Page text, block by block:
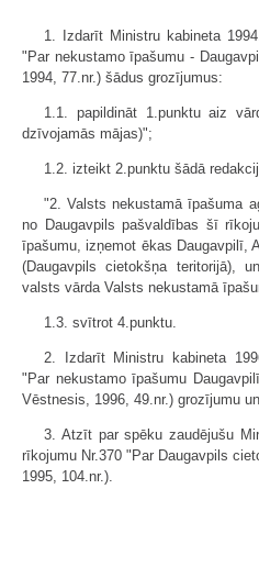
1. Izdarīt Ministru kabineta
"Par nekustamo īpašumu -
1994, 77.nr.) šādus grozījumus:
1.1. papildināt 1.punktu aiz
dzīvojamās mājas)";
1.2. izteikt 2.punktu šādā
"2. Valsts nekustamā īpašuma
no Daugavpils pašvaldības šī
īpašumu, izņemot ēkas Daugavpilī,
(Daugavpils cietokšņa teritorijā),
valsts vārda Valsts nekustamā
1.3. svītrot 4.punktu.
2. Izdarīt Ministru kabineta
"Par nekustamo īpašumu
Vēstnesis, 1996, 49.nr.) grozījumu
3. Atzīt par spēku zaudējušu
rīkojumu Nr.370 "Par Daugavpils
1995, 104.nr.).